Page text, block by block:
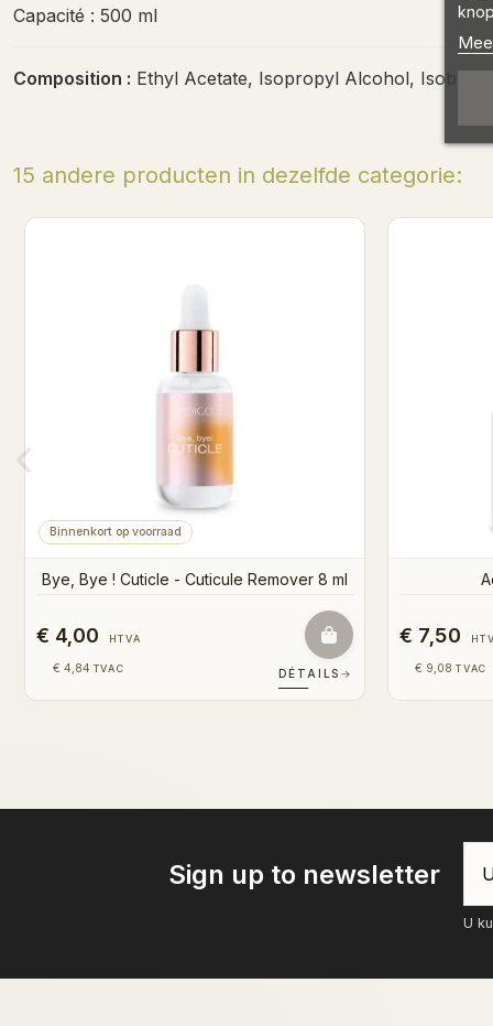
Capacité : 500 ml
Composition : Ethyl Acetate, Isopropyl Alcohol, Isobutyl
15 andere producten in dezelfde categorie:
€ 10,00
€ 12,10 DÉTAILS
€
€
Sign up to newsletter
U